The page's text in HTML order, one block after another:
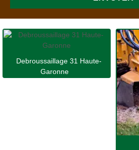
Debroussaillage 31 Haute-
Garonne